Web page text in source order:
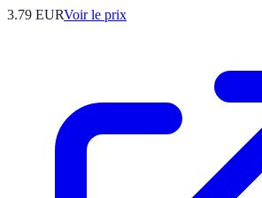
3.79 EURVoir le prix